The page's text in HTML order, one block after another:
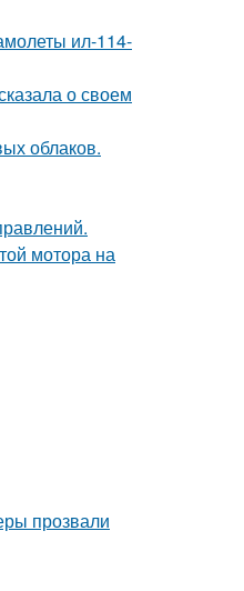
ил-114-
о своем
облаков.
мотора на
прозвали